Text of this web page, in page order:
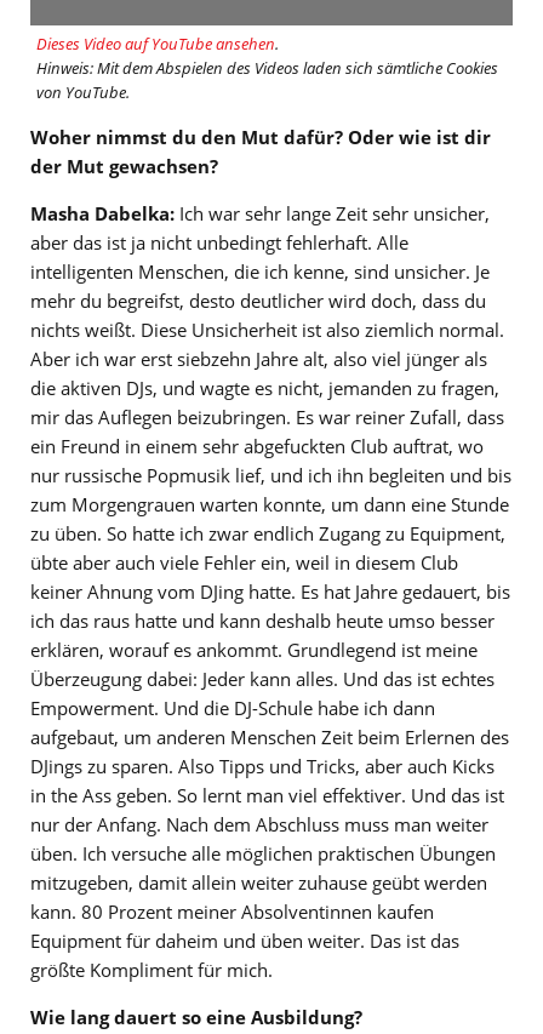
Dieses Video auf YouTube ansehen.
Hinweis: Mit dem Abspielen des Videos laden sich sämtliche Cookies
von YouTube.
Woher nimmst du den Mut dafür? Oder wie ist dir
der Mut gewachsen?
Masha Dabelka: Ich war sehr lange Zeit sehr unsicher,
aber das ist ja nicht unbedingt fehlerhaft. Alle
intelligenten Menschen, die ich kenne, sind unsicher. Je
mehr du begreifst, desto deutlicher wird doch, dass du
nichts weißt. Diese Unsicherheit ist also ziemlich normal.
Aber ich war erst siebzehn Jahre alt, also viel jünger als
die aktiven DJs, und wagte es nicht, jemanden zu fragen,
mir das Auflegen beizubringen. Es war reiner Zufall, dass
ein Freund in einem sehr abgefuckten Club auftrat, wo
nur russische Popmusik lief, und ich ihn begleiten und bis
zum Morgengrauen warten konnte, um dann eine Stunde
zu üben. So hatte ich zwar endlich Zugang zu Equipment,
übte aber auch viele Fehler ein, weil in diesem Club
keiner Ahnung vom DJing hatte. Es hat Jahre gedauert, bis
ich das raus hatte und kann deshalb heute umso besser
erklären, worauf es ankommt. Grundlegend ist meine
Überzeugung dabei: Jeder kann alles. Und das ist echtes
Empowerment. Und die DJ-Schule habe ich dann
aufgebaut, um anderen Menschen Zeit beim Erlernen des
DJings zu sparen. Also Tipps und Tricks, aber auch Kicks
in the Ass geben. So lernt man viel effektiver. Und das ist
nur der Anfang. Nach dem Abschluss muss man weiter
üben. Ich versuche alle möglichen praktischen Übungen
mitzugeben, damit allein weiter zuhause geübt werden
kann. 80 Prozent meiner Absolventinnen kaufen
Equipment für daheim und üben weiter. Das ist das
größte Kompliment für mich.
Wie lang dauert so eine Ausbildung?